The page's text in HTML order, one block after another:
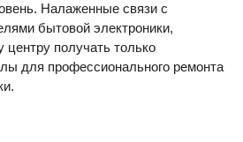
Налаженные связи с
бытовой электроники,
получать только
для профессионального ремонта